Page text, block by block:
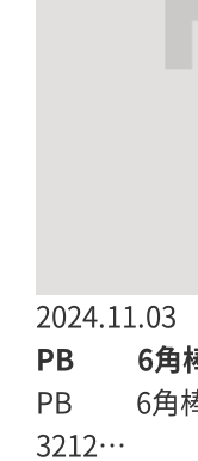
2024.11.03
PB 6角
PB 6角棒
3212…